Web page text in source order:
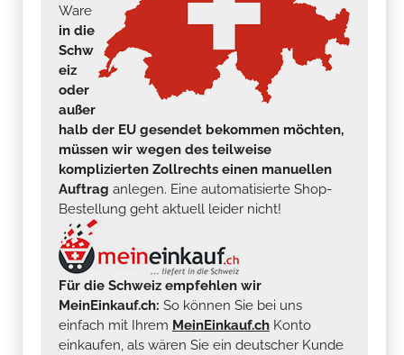
Ware
in die
Schw
eiz
oder
außer
halb der EU gesendet bekommen möchten,
müssen wir wegen des teilweise
komplizierten Zollrechts einen manuellen
Auftrag anlegen. Eine automatisierte Shop-
Bestellung geht aktuell leider nicht!
Für die Schweiz empfehlen wir
MeinEinkauf.ch: So können Sie bei uns
einfach mit Ihrem MeinEinkauf.ch Konto
einkaufen, als wären Sie ein deutscher Kunde